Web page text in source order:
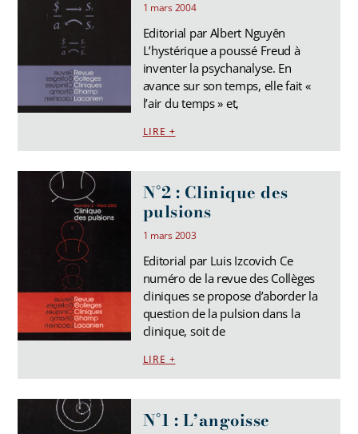
1 mars 2004
Editorial par Albert Nguyên
L’hystérique a poussé Freud à
inventer la psychanalyse. En
avance sur son temps, elle fait «
l’air du temps » et,
LIRE +
N°2 : Clinique des
pulsions
1 mars 2003
Editorial par Luis Izcovich Ce
numéro de la revue des Collèges
cliniques se propose d’aborder la
question de la pulsion dans la
clinique, soit de
LIRE +
N°1 : L’angoisse